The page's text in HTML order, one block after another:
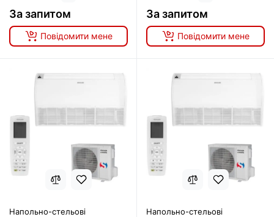
За запитом
Повідомити мене
За запитом
Повідомити мене
Напольно-стельові
Напольно-стельові